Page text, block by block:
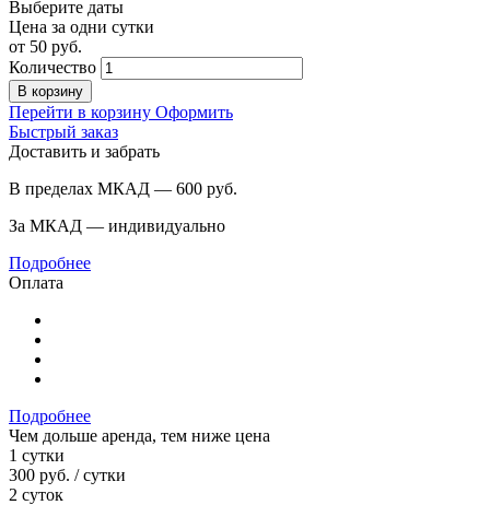
Выберите даты
Цена за одни сутки
от 50 руб.
Количество
В корзину
Перейти в корзину Оформить
Быстрый заказ
Доставить и забрать
В пределах МКАД — 600 руб.
За МКАД — индивидуально
Подробнее
Оплата
Подробнее
Чем дольше аренда, тем ниже цена
1 сутки
300 руб. / сутки
2 суток